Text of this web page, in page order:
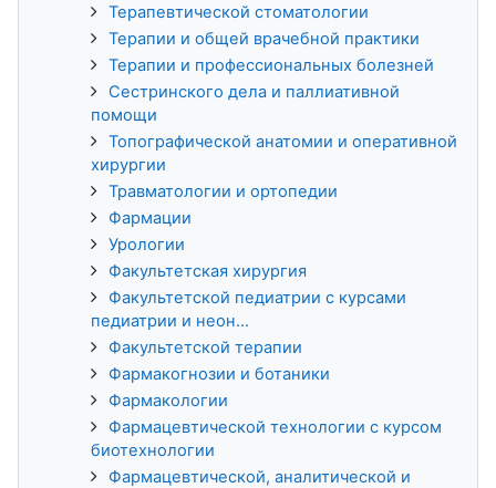
Терапевтической стоматологии
Терапии и общей врачебной практики
Терапии и профессиональных болезней
Сестринского дела и паллиативной
помощи
Топографической анатомии и оперативной
хирургии
Травматологии и ортопедии
Фармации
Урологии
Факультетская хирургия
Факультетской педиатрии с курсами
педиатрии и неон...
Факультетской терапии
Фармакогнозии и ботаники
Фармакологии
Фармацевтической технологии с курсом
биотехнологии
Фармацевтической, аналитической и